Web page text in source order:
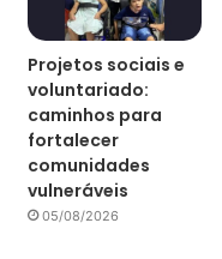
Projetos sociais e
voluntariado:
caminhos para
fortalecer
comunidades
vulneráveis
05/08/2026